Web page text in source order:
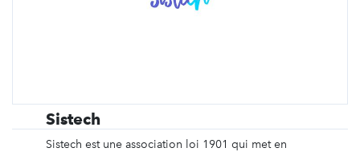
Sistech
Sistech est une association loi 1901 qui met en